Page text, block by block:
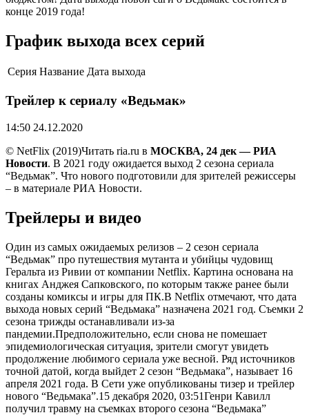
конце 2019 года!
График выхода всех серий
Серия Название Дата выхода
Трейлер к сериалу «Ведьмак»
14:50 24.12.2020
© NetFlix (2019)Читать ria.ru в МОСКВА, 24 дек — РИА
Новости. В 2021 году ожидается выход 2 сезона сериала
“Ведьмак”. Что нового подготовили для зрителей режиссеры
– в материале РИА Новости.
Трейлеры и видео
Один из самых ожидаемых релизов – 2 сезон сериала
“Ведьмак” про путешествия мутанта и убийцы чудовищ
Геральта из Ривии от компании Netflix. Картина основана на
книгах Анджея Сапковского, по которым также ранее были
созданы комиксы и игры для ПК.В Netflix отмечают, что дата
выхода новых серий “Ведьмака” назначена 2021 год. Съемки 2
сезона трижды останавливали из-за
пандемии.Предположительно, если снова не помешает
эпидемиологическая ситуация, зрители смогут увидеть
продолжение любимого сериала уже весной. Ряд источников
точной датой, когда выйдет 2 сезон “Ведьмака”, называет 16
апреля 2021 года. В Сети уже опубликованы тизер и трейлер
нового “Ведьмака”.15 декабря 2020, 03:51Генри Кавилл
получил травму на съемках второго сезона “Ведьмака”